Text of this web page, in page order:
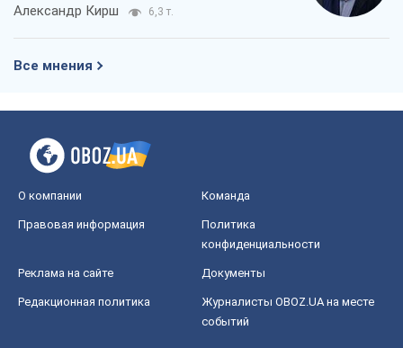
Александр Кирш 6,3 т.
Все мнения
О компании Команда
Правовая информация
Политика
конфиденциальности
Реклама на сайте Документы
Редакционная политика
Журналисты OBOZ.UA на месте
событий